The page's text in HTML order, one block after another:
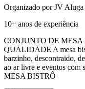
Organizado porJV Aluga
10+ anos de experiência
CONJUNTO DE
QUALIDADE A mesa
barzinho, descontraido,
ao ar livre e eventos
MESA BISTRÔ